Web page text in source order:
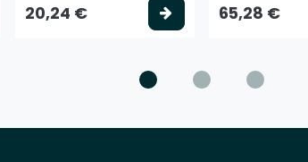
vaihtoehto
20,24 € Valitse vaihtoehto
65,28 €